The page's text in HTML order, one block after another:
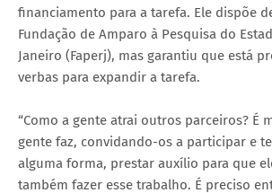
financiamento para a tarefa. Ele dispõe
Fundação de Amparo à Pesquisa do
Janeiro (Faperj), mas garantiu que está
verbas para expandir a tarefa.
“Como a gente atrai outros parceiros? É
gente faz, convidando-os a participar e
alguma forma, prestar auxílio para que
também fazer esse trabalho. É preciso